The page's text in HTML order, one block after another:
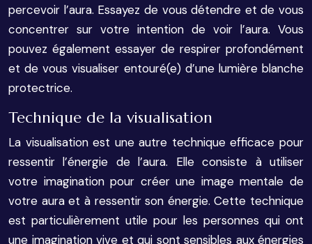
percevoir l’aura. Essayez de vous détendre et de vous
concentrer sur votre intention de voir l’aura. Vous
pouvez également essayer de respirer profondément
et de vous visualiser entouré(e) d’une lumière blanche
protectrice.
Technique de la visualisation
La visualisation est une autre technique efficace pour
ressentir l’énergie de l’aura. Elle consiste à utiliser
votre imagination pour créer une image mentale de
votre aura et à ressentir son énergie. Cette technique
est particulièrement utile pour les personnes qui ont
une imagination vive et qui sont sensibles aux énergies